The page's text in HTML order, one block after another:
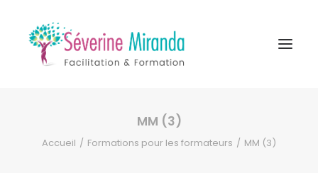
Formations
MM (3)
Accueil Formations pour les formateurs MM (3)